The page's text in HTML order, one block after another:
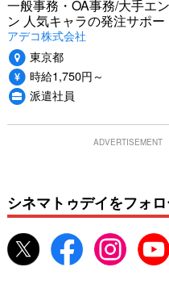
一般事務・OA事務/大手エ
ン 人気キャラの発注サポー
アデコ株式会社
東京都
時給1,750円～
派遣社員
ADVERTISEMENT
シネマトゥデイをフォ